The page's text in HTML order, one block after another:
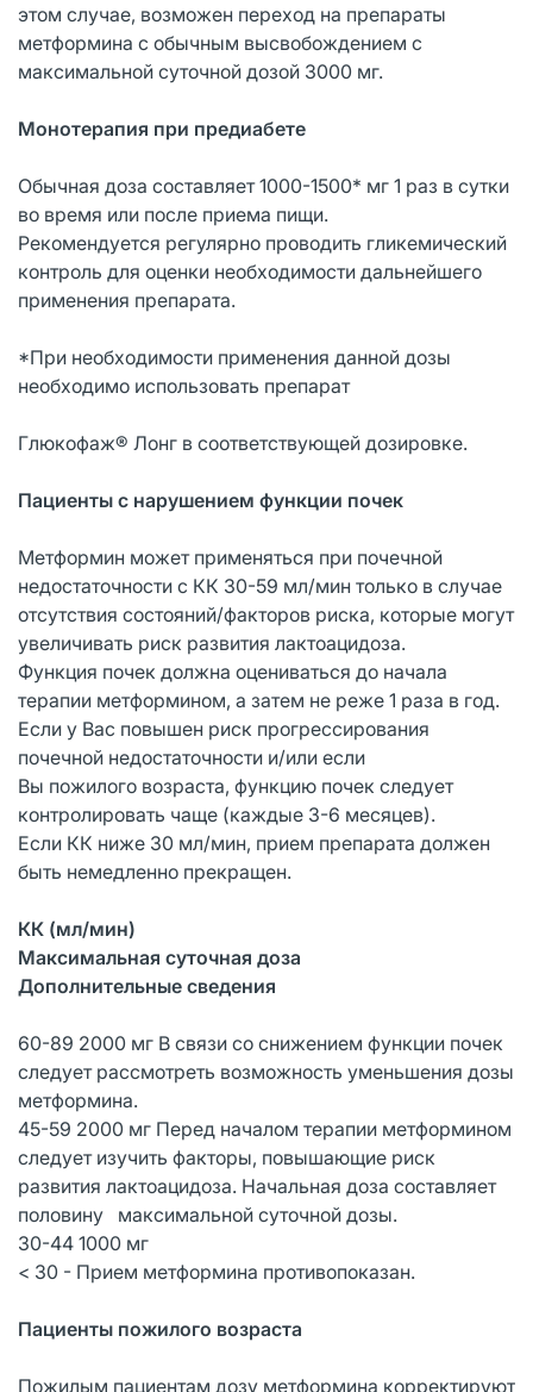
этом случае, возможен переход на препараты
метформина с обычным высвобождением с
максимальной суточной дозой 3000 мг.
Монотерапия при предиабете
Обычная доза составляет 1000-1500* мг 1 раз в сутки
во время или после приема пищи.
Рекомендуется регулярно проводить гликемический
контроль для оценки необходимости дальнейшего
применения препарата.
*При необходимости применения данной дозы
необходимо использовать препарат
Глюкофаж® Лонг в соответствующей дозировке.
Пациенты с нарушением функции почек
Метформин может применяться при почечной
недостаточности с КК 30-59 мл/мин только в случае
отсутствия состояний/факторов риска, которые могут
увеличивать риск развития лактоацидоза.
Функция почек должна оцениваться до начала
терапии метформином, а затем не реже 1 раза в год.
Если у Вас повышен риск прогрессирования
почечной недостаточности и/или если
Вы пожилого возраста, функцию почек следует
контролировать чаще (каждые 3-6 месяцев).
Если КК ниже 30 мл/мин, прием препарата должен
быть немедленно прекращен.
КК (мл/мин)
Максимальная суточная доза
Дополнительные сведения
60-89 2000 мг В связи со снижением функции почек
следует рассмотреть возможность уменьшения дозы
метформина.
45-59 2000 мг Перед началом терапии метформином
следует изучить факторы, повышающие риск
развития лактоацидоза. Начальная доза составляет
половину максимальной суточной дозы.
30-44 1000 мг
< 30 - Прием метформина противопоказан.
Пациенты пожилого возраста
Пожилым пациентам дозу метформина корректируют